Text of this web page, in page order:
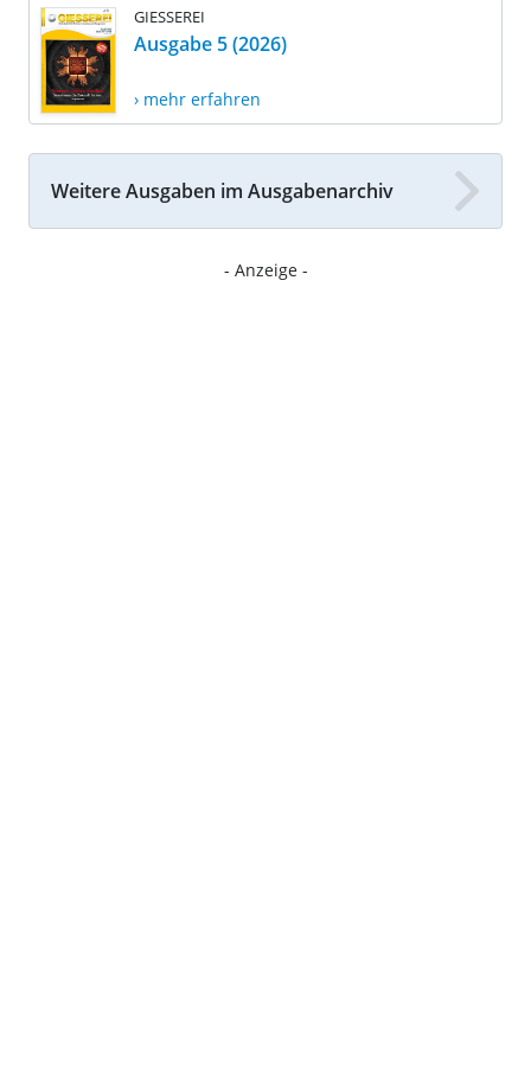
GIESSEREI
Ausgabe 5 (2026)
› mehr erfahren
Weitere Ausgaben im Ausgabenarchiv
- Anzeige -